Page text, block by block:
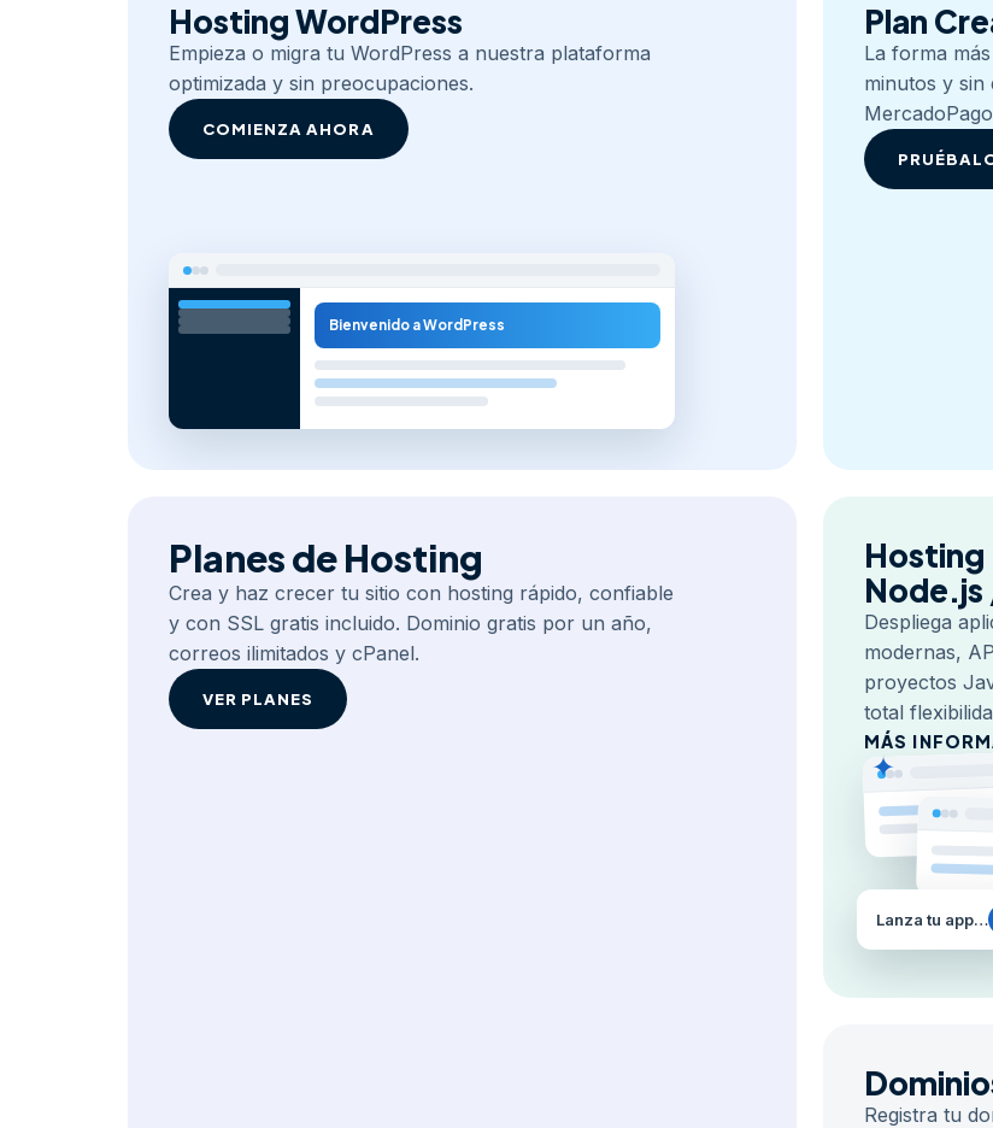
Hosting WordPress
Empieza o migra tu WordPress a nuestra plataforma
optimizada y sin preocupaciones.
COMIENZA AHORA
Bienvenido a WordPress
Plan
La forma
minutos y sin
Planes de Hosting
Crea y haz crecer tu sitio con hosting rápido, confiable
y con SSL gratis incluido. Dominio gratis por un año,
correos ilimitados y cPanel.
VER PLANES
Hosting
Node.js
Despliega
modernas,
proyectos
total
MÁS
✦
Lanza tu app…
Registra tu